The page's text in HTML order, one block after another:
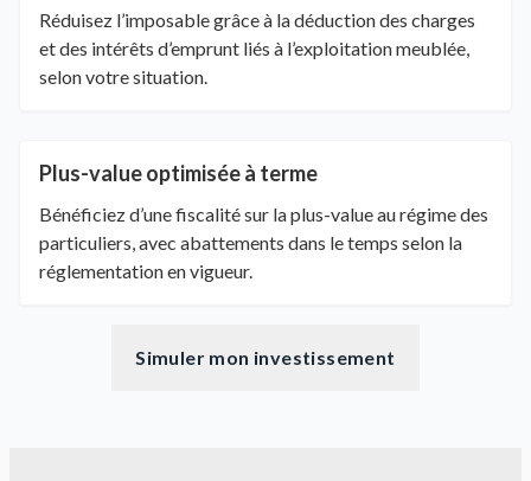
Réduisez l’imposable grâce à la déduction des charges
et des intérêts d’emprunt liés à l’exploitation meublée,
selon votre situation.
Plus-value optimisée à terme
Bénéficiez d’une fiscalité sur la plus-value au régime des
particuliers, avec abattements dans le temps selon la
réglementation en vigueur.
Simuler mon investissement